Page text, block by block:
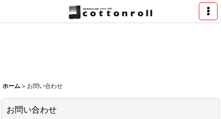
ホーム > お問い合わせ
お問い合わせ